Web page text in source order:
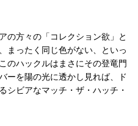
の方々の「コレクション欲」と
まったく同じ色がない、といっ
のハックルはまさにその登竜門
ーを陽の光に透かし見れば、ド
シビアなマッチ・ザ・ハッチ・